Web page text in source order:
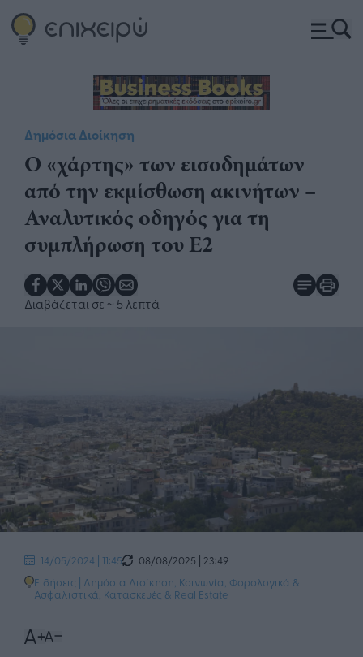
Δημόσια Διοίκηση
Ο «χάρτης» των εισοδημάτων
από την εκμίσθωση ακινήτων –
Αναλυτικός οδηγός για τη
συμπλήρωση του Ε2
Διαβάζεται σε ~ 5 λεπτά
14/05/2024 | 11:45
08/08/2025 | 23:49
Ειδήσεις | Δημόσια Διοίκηση Κοινωνία Φορολογικά &
Ασφαλιστικά Κατασκευές & Real Estate